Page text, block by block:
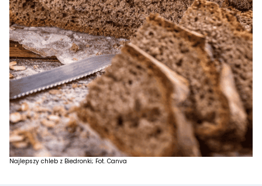
Najlepszy chleb z Biedronki; Fot. Canva